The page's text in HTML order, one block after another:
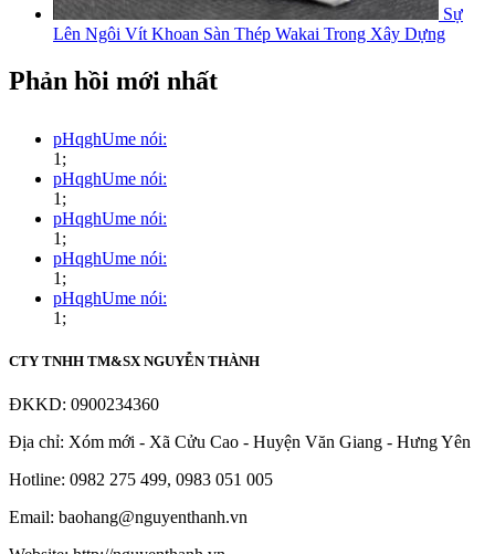
Sự
Lên Ngôi Vít Khoan Sàn Thép Wakai Trong Xây Dựng
Phản hồi mới nhất
pHqghUme nói:
1;
pHqghUme nói:
1;
pHqghUme nói:
1;
pHqghUme nói:
1;
pHqghUme nói:
1;
CTY TNHH TM&SX NGUYỄN THÀNH
ĐKKD: 0900234360
Địa chỉ: Xóm mới - Xã Cửu Cao - Huyện Văn Giang - Hưng Yên
Hotline: 0982 275 499, 0983 051 005
Email: baohang@nguyenthanh.vn